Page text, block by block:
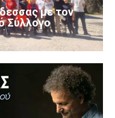
με τον
Σύλλογο